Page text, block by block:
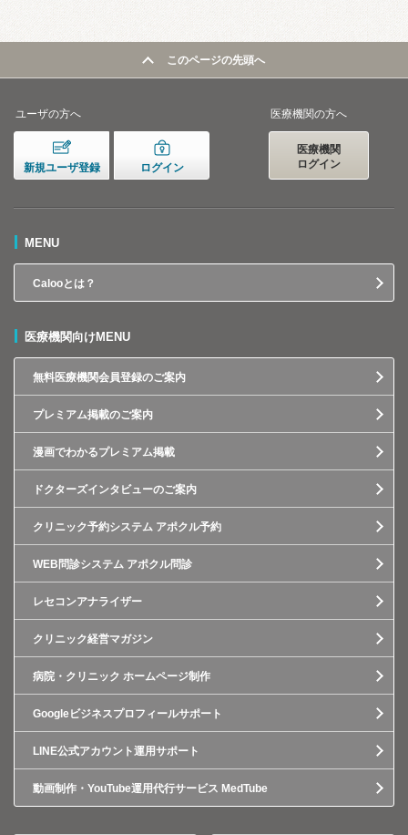
このページの先頭へ
ユーザの方へ
新規ユーザ登録 ログイン
医療機関の方へ
医療機関
ログイン
MENU
Calooとは？
医療機関向けMENU
無料医療機関会員登録のご案内
プレミアム掲載のご案内
漫画でわかるプレミアム掲載
ドクターズインタビューのご案内
クリニック予約システム アポクル予約
WEB問診システム アポクル問診
レセコンアナライザー
クリニック経営マガジン
病院・クリニック ホームページ制作
Googleビジネスプロフィールサポート
LINE公式アカウント運用サポート
動画制作・YouTube運用代行サービス MedTube